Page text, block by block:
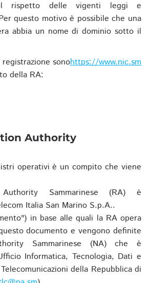
rispetto delle vigenti leggi e
questo motivo è possibile che una
abbia un nome di dominio sotto il
sono
della RA:
https://www.nic.sm
Authority
operativi è un compito che viene
Sammarinese (RA) è
Italia San Marino S.p.A..
in base alle quali la RA opera
documento e vengono definite
Sammarinese (NA) che è
Informatica, Tecnologia, Dati e
della Repubblica di